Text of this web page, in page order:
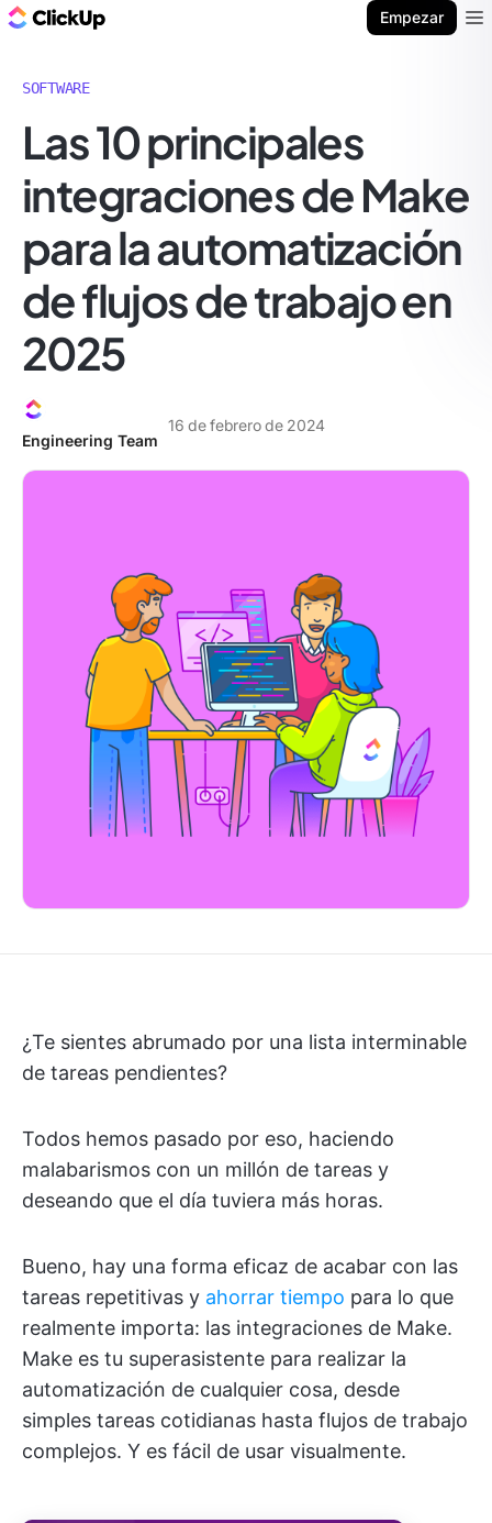
Empezar
SOFTWARE
Las 10 principales
integraciones de Make
para la automatización
de flujos de trabajo en
2025
Engineering Team
16 de febrero de 2024
¿Te sientes abrumado por una lista interminable
de tareas pendientes?
Todos hemos pasado por eso, haciendo
malabarismos con un millón de tareas y
deseando que el día tuviera más horas.
Bueno, hay una forma eficaz de acabar con las
tareas repetitivas y ahorrar tiempo para lo que
realmente importa: las integraciones de Make.
Make es tu superasistente para realizar la
automatización de cualquier cosa, desde
simples tareas cotidianas hasta flujos de trabajo
complejos. Y es fácil de usar visualmente.